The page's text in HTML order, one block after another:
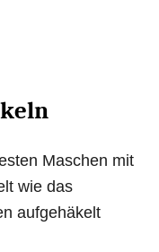
Maschen mit
wie das
aufgehäkelt